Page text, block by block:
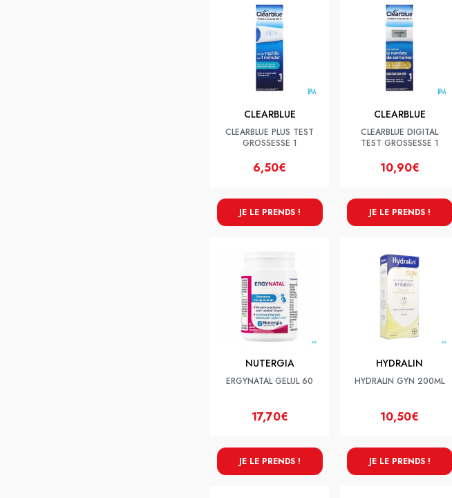
CLEARBLUE
CLEARBLUE PLUS TEST
GROSSESSE 1
6,50€
JE LE PRENDS !
CLEARBLUE
CLEARBLUE DIGITAL
TEST GROSSESSE 1
10,90€
JE LE PRENDS !
NUTERGIA
ERGYNATAL GELUL 60
17,70€
JE LE PRENDS !
HYDRALIN
HYDRALIN GYN 200ML
10,50€
JE LE PRENDS !